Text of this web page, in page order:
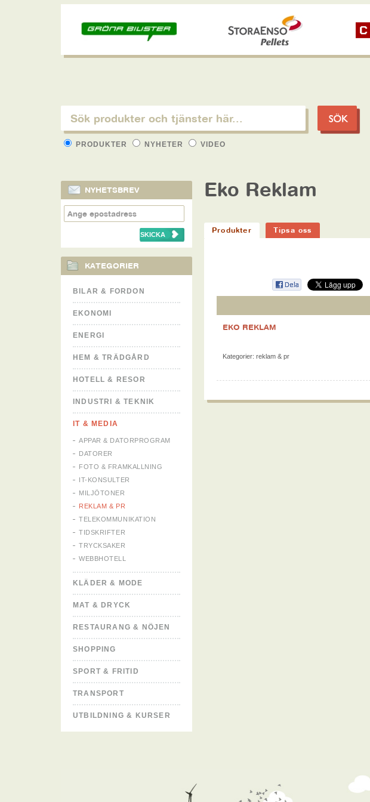
PRODUKTER NYHETER VIDEO
NYHETSBREV
KATEGORIER
BILAR & FORDON
EKONOMI
ENERGI
HEM & TRÄDGÅRD
HOTELL & RESOR
INDUSTRI & TEKNIK
IT & MEDIA
APPAR & DATORPROGRAM
DATORER
FOTO & FRAMKALLNING
IT-KONSULTER
MILJÖTONER
REKLAM & PR
TELEKOMMUNIKATION
TIDSKRIFTER
TRYCKSAKER
WEBBHOTELL
KLÄDER & MODE
MAT & DRYCK
RESTAURANG & NÖJEN
SHOPPING
SPORT & FRITID
TRANSPORT
UTBILDNING & KURSER
Eko Reklam
Produkter Tipsa oss
EKO REKLAM
Kategorier: reklam & pr